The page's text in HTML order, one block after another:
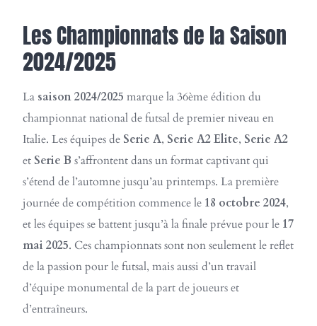
Les Championnats de la Saison
2024/2025
La saison 2024/2025 marque la 36ème édition du
championnat national de futsal de premier niveau en
Italie. Les équipes de Serie A, Serie A2 Elite, Serie A2
et Serie B s’affrontent dans un format captivant qui
s’étend de l’automne jusqu’au printemps. La première
journée de compétition commence le 18 octobre 2024,
et les équipes se battent jusqu’à la finale prévue pour le 17
mai 2025. Ces championnats sont non seulement le reflet
de la passion pour le futsal, mais aussi d’un travail
d’équipe monumental de la part de joueurs et
d’entraîneurs.